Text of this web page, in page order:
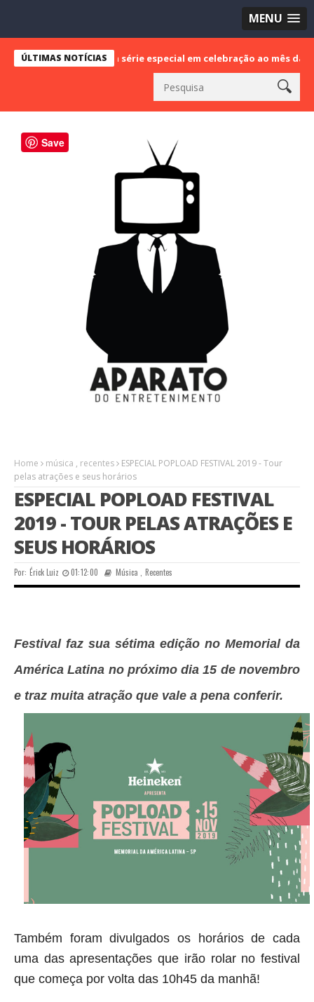
MENU
ÚLTIMAS NOTÍCIAS
estreia série especial em celebração ao mês da Consciência
Home música , recentes
ESPECIAL POPLOAD FESTIVAL 2019 - Tour
pelas atrações e seus horários
ESPECIAL POPLOAD FESTIVAL
2019 - TOUR PELAS ATRAÇÕES E
SEUS HORÁRIOS
Por: Érick Luiz 01:12:00 Música ,Recentes
Festival faz sua sétima edição no Memorial da
América Latina no próximo dia 15 de novembro
e traz muita atração que vale a pena conferir.
Também foram divulgados os horários de cada
uma das apresentações que irão rolar no festival
que começa por volta das 10h45 da manhã!
Save